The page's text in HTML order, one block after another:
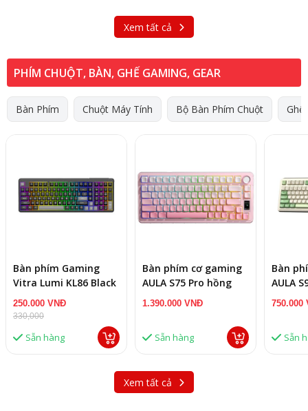
Xem tất cả
PHÍM CHUỘT, BÀN, GHẾ GAMING, GEAR
Bàn Phím Chuột Máy Tính Bộ Bàn Phím Chuột Ghế
Bàn phím Gaming
Vitra Lumi KL86 Black
Grey Multi LED
250.000 VNĐ
330,000
Sẵn hàng
Bàn phím cơ gaming
AULA S75 Pro hồng
gradient, Grey wood
1.390.000 VNĐ
Sẵn hàng
Bàn
AULA
be
750.000
Sẵn
Xem tất cả